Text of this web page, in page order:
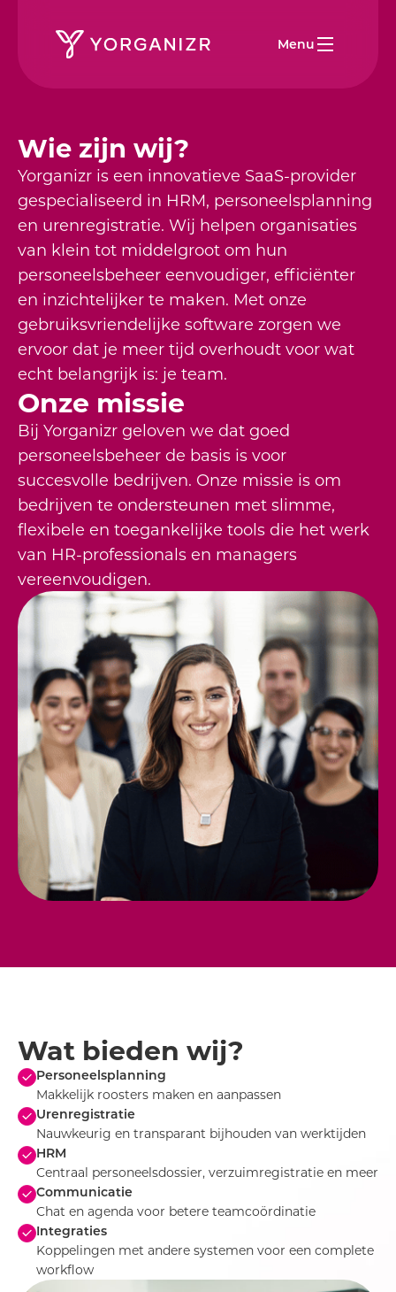
Menu
Wie zijn wij?
Yorganizr is een innovatieve SaaS-provider
gespecialiseerd in HRM, personeelsplanning
en urenregistratie. Wij helpen organisaties
van klein tot middelgroot om hun
personeelsbeheer eenvoudiger, efficiënter
en inzichtelijker te maken. Met onze
gebruiksvriendelijke software zorgen we
ervoor dat je meer tijd overhoudt voor wat
echt belangrijk is: je team.
Onze missie
Bij Yorganizr geloven we dat goed
personeelsbeheer de basis is voor
succesvolle bedrijven. Onze missie is om
bedrijven te ondersteunen met slimme,
flexibele en toegankelijke tools die het werk
van HR-professionals en managers
vereenvoudigen.
Wat bieden wij?
Personeelsplanning
Makkelijk roosters maken en aanpassen
Urenregistratie
Nauwkeurig en transparant bijhouden van werktijden
HRM
Centraal personeelsdossier, verzuimregistratie en meer
Communicatie
Chat en agenda voor betere teamcoördinatie
Integraties
Koppelingen met andere systemen voor een complete
workflow